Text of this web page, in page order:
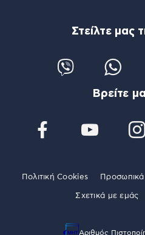
Στείλτε μας
Βρείτε
Πολιτική Cookies
Σχετικά με εμάς
Αριθμός